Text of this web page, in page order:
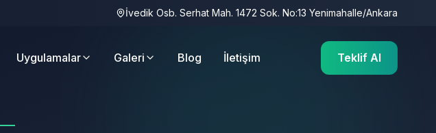
İvedik Osb. Serhat Mah. 1472 Sok. No:13 Yenimahalle/Ankara
Uygulamalar Galeri Blog İletişim Teklif Al